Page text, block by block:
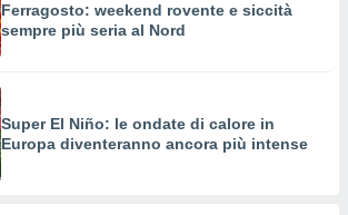
Ferragosto: weekend rovente e siccità
sempre più seria al Nord
Super El Niño: le ondate di calore in
Europa diventeranno ancora più intense